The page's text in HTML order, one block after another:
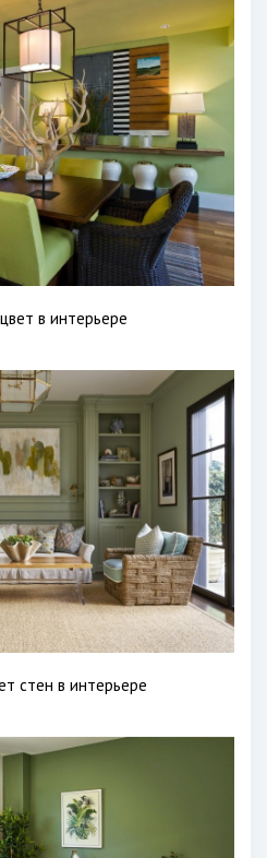
в интерьере
стен в интерьере